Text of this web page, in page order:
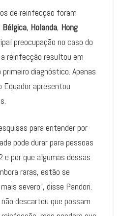
de reinfecção foram
Bélgica, Holanda, Hong
preocupação no caso do
reinfecção resultou em
diagnóstico. Apenas
Equador apresentou
para entender por
pode durar para pessoas
e por que algumas dessas
raras, estão se
severo”, disse Pandori.
descartou que possam